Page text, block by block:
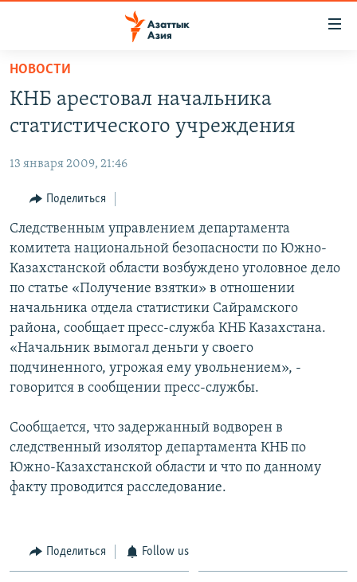
Вернуться
основному
содержанию
навигации
Вернутся
поиску
КАЗАХСТАН
УЗБЕКИСТАН
ТАДЖИКИСТАН
НОВОСТИ
НА ДРУГИХ ЯЗЫКАХ
ҚАЗАҚША
КЫРГЫЗЧА
ТОҶИКӢ
TÜRKMENÇE
Все сайты РСЕ/РС
НОВОСТИ
КНБ арестовал начальника
статистического учреждения
13 января 2009, 21:46
Поделиться
Следственным управлением департамента
комитета национальной безопасности по Южно-
Казахстанской области возбуждено уголовное дело
по статье «Получение взятки» в отношении
начальника отдела статистики Сайрамского
района, сообщает пресс-служба КНБ Казахстана.
«Начальник вымогал деньги у своего
подчиненного, угрожая ему увольнением», -
говорится в сообщении пресс-службы.
Сообщается, что задержанный водворен в
следственный изолятор департамента КНБ по
Южно-Казахстанской области и что по данному
факту проводится расследование.
Поделиться Follow us